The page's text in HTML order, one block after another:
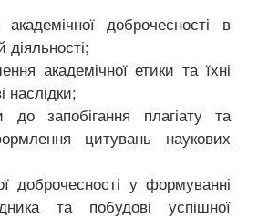
доброчесності в
діяльності;
академічної етики та їхні
наслідки;
до запобігання плагіату та
цитувань наукових
доброчесності у формуванні
та побудові успішної